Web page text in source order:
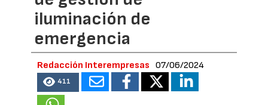
iluminación de
emergencia
Redacción Interempresas 07/06/2024
411